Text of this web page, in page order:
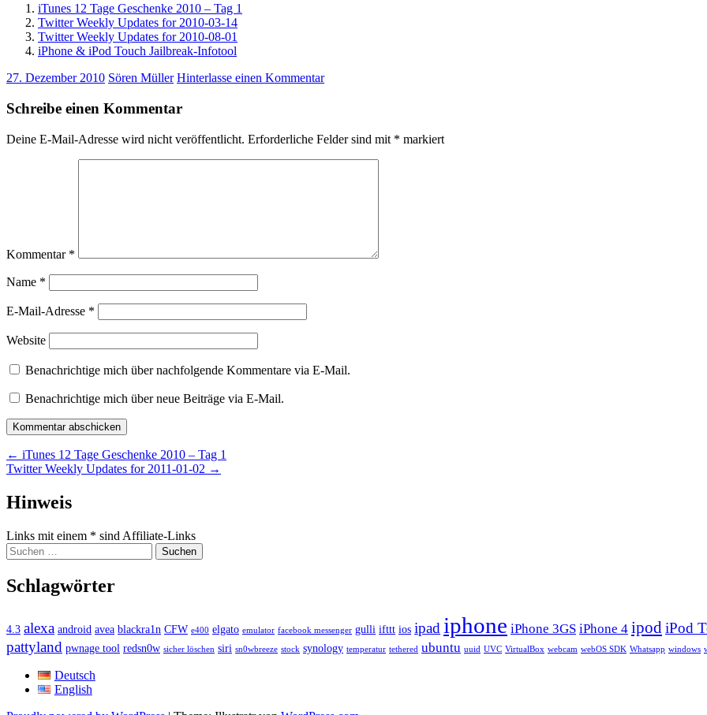
iTunes 12 Tage Geschenke 2010 – Tag 1
Twitter Weekly Updates for 2010-03-14
Twitter Weekly Updates for 2010-08-01
iPhone & iPod Touch Jailbreak-Infotool
27. Dezember 2010 Sören Müller Hinterlasse einen Kommentar
Schreibe einen Kommentar
Deine E-Mail-Adresse wird nicht veröffentlicht. Erforderliche Felder sind mit * markiert
Kommentar *
Name *
E-Mail-Adresse *
Website
Benachrichtige mich über nachfolgende Kommentare via E-Mail.
Benachrichtige mich über neue Beiträge via E-Mail.
Beitragsnavigation
← iTunes 12 Tage Geschenke 2010 – Tag 1
Twitter Weekly Updates for 2011-01-02 →
Widgets
Hinweis
Links mit einem * sind Affiliate-Links
Suchen
nach:
Schlagwörter
4.3 alexa android avea blackra1n CFW e400 elgato emulator facebook messenger gulli ifttt ios ipad iphone iPhone 3GS iPhone 4 ipod iPod
pattyland pwnage tool redsn0w sicher löschen siri sn0wbreeze stock synology temperatur tethered ubuntu uuid UVC VirtualBox webcam webOS SDK Whatsapp windows
Deutsch
English